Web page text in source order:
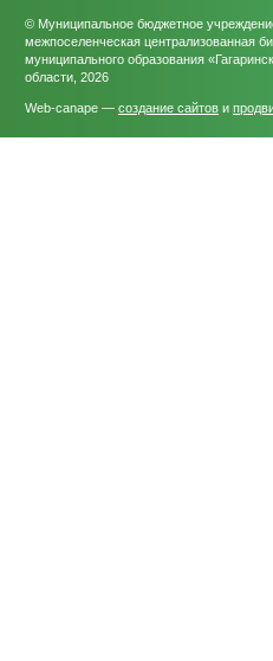
© Муниципальное бюджетное
межпоселенческая централизованная
муниципального образования
области, 2026
Web-canape — создание сайтов и